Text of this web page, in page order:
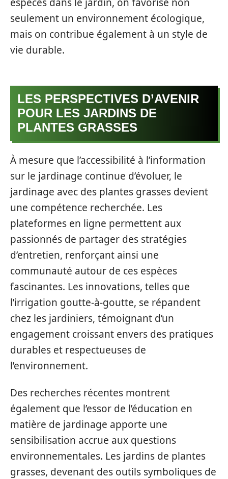
seulement un environnement écologique,
mais on contribue également à un style de
vie durable.
LES PERSPECTIVES D’AVENIR
POUR LES JARDINS DE
PLANTES GRASSES
À mesure que l’accessibilité à l’information
sur le jardinage continue d’évoluer, le
jardinage avec des plantes grasses devient
une compétence recherchée. Les
plateformes en ligne permettent aux
passionnés de partager des stratégies
d’entretien, renforçant ainsi une
communauté autour de ces espèces
fascinantes. Les innovations, telles que
l’irrigation goutte-à-goutte, se répandent
chez les jardiniers, témoignant d’un
engagement croissant envers des pratiques
durables et respectueuses de
l’environnement.
Des recherches récentes montrent
également que l’essor de l’éducation en
matière de jardinage apporte une
sensibilisation accrue aux questions
environnementales. Les jardins de plantes
grasses, devenant des outils symboliques de